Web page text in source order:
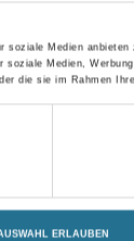
Medien
Medien,
die sie im Rahmen
ERLAUBEN